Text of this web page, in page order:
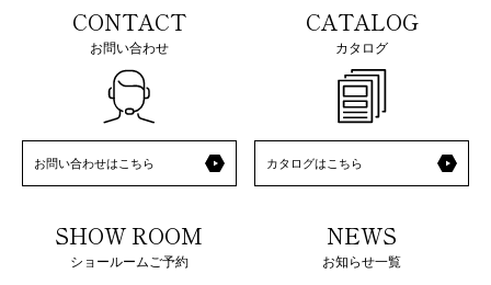
CONTACT
お問い合わせ
お問い合わせはこちら
CATALOG
カタログ
カタログはこちら
SHOW ROOM
ショールームご予約
NEWS
お知らせ一覧